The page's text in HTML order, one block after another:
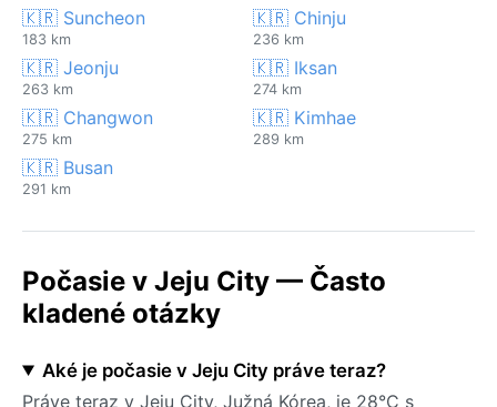
🇰🇷 Suncheon
183 km
🇰🇷 Chinju
236 km
🇰🇷 Jeonju
263 km
🇰🇷 Iksan
274 km
🇰🇷 Changwon
275 km
🇰🇷 Kimhae
289 km
🇰🇷 Busan
291 km
Počasie v Jeju City — Často
kladené otázky
Aké je počasie v Jeju City práve teraz?
Práve teraz v Jeju City, Južná Kórea, je 28°C s